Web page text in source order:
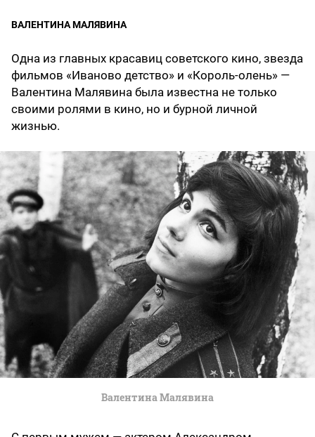
ВАЛЕНТИНА МАЛЯВИНА
Одна из главных красавиц советского кино, звезда
фильмов «Иваново детство» и «Король-олень» —
Валентина Малявина была известна не только
своими ролями в кино, но и бурной личной
жизнью.
Валентина Малявина